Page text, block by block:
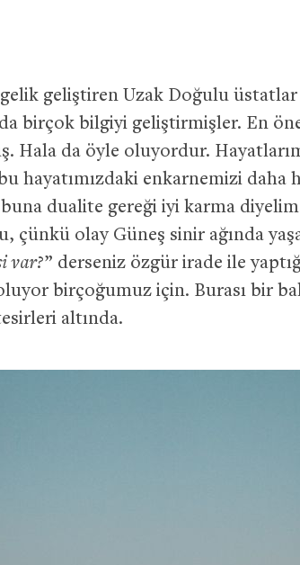
geliştiren Uzak Doğulu üstatlar
birçok bilgiyi geliştirmişler. En
Hala da öyle oluyordur.
hayatımızdaki enkarnemizi daha
dualite gereği iyi karma
çünkü olay Güneş sinir ağında
var?” derseniz özgür irade ile
birçoğumuz için. Burası bir
altında.